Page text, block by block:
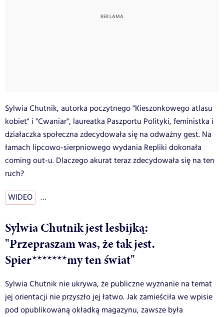
Sylwia Chutnik, autorka poczytnego "Kieszonkowego atlasu
kobiet" i "Cwaniar", laureatka Paszportu Polityki, feministka i
działaczka społeczna zdecydowała się na odważny gest. Na
łamach lipcowo-sierpniowego wydania Repliki dokonała
coming out-u. Dlaczego akurat teraz zdecydowała się na ten
ruch?
WIDEO …
Sylwia Chutnik jest lesbijką:
"Przepraszam was, że tak jest.
Spier*******my ten świat"
Sylwia Chutnik nie ukrywa, że publiczne wyznanie na temat
jej orientacji nie przyszło jej łatwo. Jak zamieściła we wpisie
pod opublikowaną okładką magazynu, zawsze była